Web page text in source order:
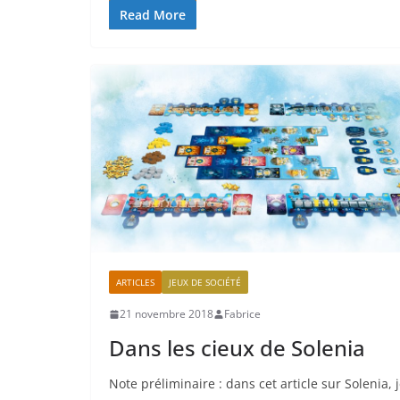
Read More
ARTICLES JEUX DE SOCIÉTÉ
21 novembre 2018 Fabrice
Dans les cieux de Solenia
Note préliminaire : dans cet article sur Solenia,